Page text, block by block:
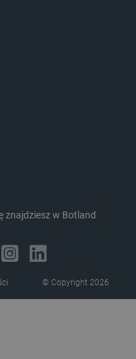
znajdziesz w Botland
© Copyright 2026